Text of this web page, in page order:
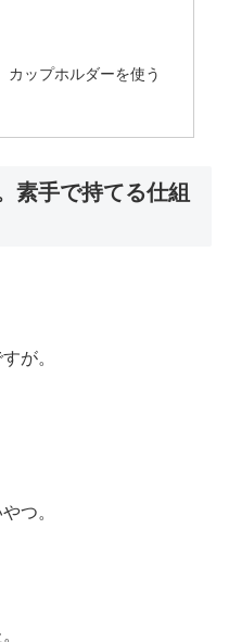
カップホルダーを使う
素手で持てる仕組
が。
つ。